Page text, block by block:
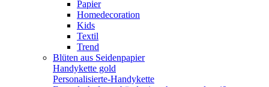
Papier
Homedecoration
Kids
Textil
Trend
Blüten aus Seidenpapier
Handykette gold
Personalisierte-Handykette